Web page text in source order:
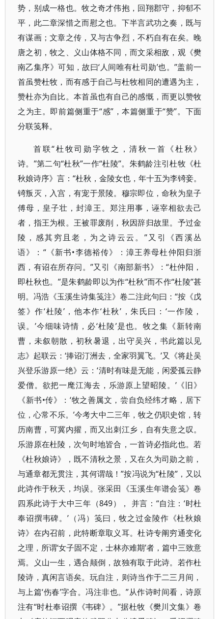
势，别成一格也。牧之奇才伟抱，回翔郡守，抑郁不
平，此二章深惜之而慰之也。下半言武功之奏，既与
有谋画；文章之传，又与古争烈，不朽自有在矣。晚
唐之初，牧之、义山体格不同，而文采相敌，观《樊
南乙集序》可知，故曰‘人间唯有杜司勋’也。”盖前一
首虽赞杜牧，而有感于自己与杜牧相同的遭遇为主，
赞杜亦为自比。本首虽也有自己的感慨，而更以赞牧
之为主。即前篇侧重于“感”，本篇侧重于“赞”。下面
分联笺释。
首联“杜牧司勋字牧之，清秋一首《杜秋》
诗。”第二句“杜秋”一作“杜陵”。朱鹤龄注引杜牧《杜
秋娘诗序》言：“杜秋，金陵女也，年十五为李锜妾。
锜叛灭，入宫，有宠于景陵。穆宗即位，命秋为皇子
傅母，皇子壮，封漳王。郑注用事，诬宰相欲去己
者，指王为根。王被罪废削，秋因辞归故里。予过金
陵，感其穷且老，为之诗云云。”又引《西溪丛
语》：“《新书•李德裕传》：漳王养母杜仲阳归浙
西，有诏在所存问。”又引《南部新书》：“杜仲阳，
即杜秋也。”是朱鹤龄即以为作“杜秋”而不作“杜陵”甚
明。冯浩《玉溪生诗集笺注》卷二注此句曰：“按《戊
签》作‘杜陵’，他本作‘杜秋’，朱氏曰：‘一作陵，
误。’今细味诗情，必‘杜陵’是也。牧之集《新转南
曹，未叙朝散，初秋暑退，出守吴兴，书此篇以见
志》起联云：‘捧诏汀洲去，全家羽翼飞。’又《将赴吴
兴登乐游原一绝》云：‘清时有味是无能，闲爱孤云静
爱僧。欲把一麾江海去，乐游原上望昭陵。’《旧》
《新书•传》：‘牧之善属文，尝自负经纬才略，居下
位，心常不乐。’今考大中二三年，牧之仍职史馆，转
历南曹，可冀内擢，而又出刺江乡，自有失意之叹。
乐游原在杜陵，次句时地皆合，一首诗必指此也。若
《杜秋娘诗》，既不清秋之景，又在久为司勋之前，
与通章都无贯注，其何谓哉！”按冯说为“杜陵”，又以
此诗作于秋天，均误。张采田《玉溪生年谱会笺》卷
四系此诗于大中三年（849）， 并言：“自注：‘时杜
奉诏撰韦碑。’（冯）笺曰，牧之过金陵作《杜秋娘
诗》在内召前，此特断章取义耳。杜诗专阐穷通变化
之理，所谓‘女子固不定，士林亦难期’者，篇中三致意
焉。义山一生，遇合颠倒，故独有取于此诗。若作杜
陵诗，真闲言语矣。玩自注，则诗当作于二三月间，
与上篇‘伤春’字合。冯注非也。”从作诗时间看，诗原
注有“时杜奉诏撰《韦碑》。”据杜牧《樊川文集》卷